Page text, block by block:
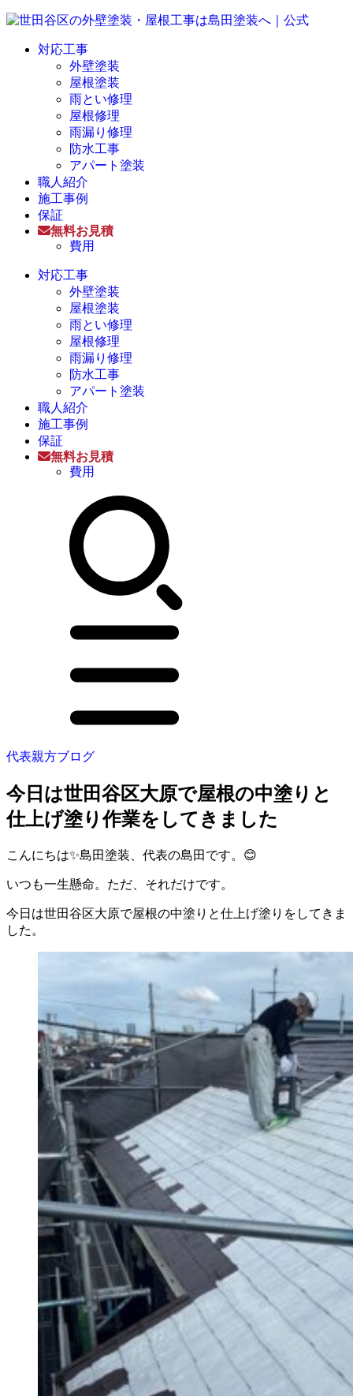
対応工事
外壁塗装
屋根塗装
雨とい修理
屋根修理
雨漏り修理
防水工事
アパート塗装
職人紹介
施工事例
保証
無料お見積
費用
対応工事
外壁塗装
屋根塗装
雨とい修理
屋根修理
雨漏り修理
防水工事
アパート塗装
職人紹介
施工事例
保証
無料お見積
費用
代表親方ブログ
今日は世田谷区大原で屋根の中塗りと
仕上げ塗り作業をしてきました
こんにちは✨島田塗装、代表の島田です。😊
いつも一生懸命。ただ、それだけです。
今日は世田谷区大原で屋根の中塗りと仕上げ塗りをしてきま
した。